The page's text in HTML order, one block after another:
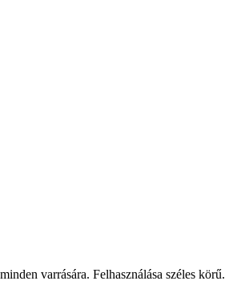
varrására. Felhasználása széles körű.